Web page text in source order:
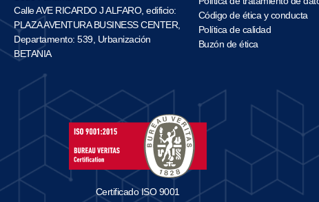
Calle AVE RICARDO J ALFARO, edificio:
PLAZA AVENTURA BUSINESS CENTER,
Departamento: 539, Urbanización
BETANIA
Código de ética y conducta
Política de calidad
Buzón de ética
Certificado ISO 9001